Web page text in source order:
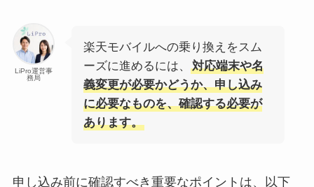
LiPro運営事
務局
楽天モバイルへの乗り換えをスム
ーズに進めるには、
対応端末や名
義変更が必要かどうか、申し込み
に必要なものを、確認する必要が
あります。
申し込み前に確認すべき重要なポイントは、以下